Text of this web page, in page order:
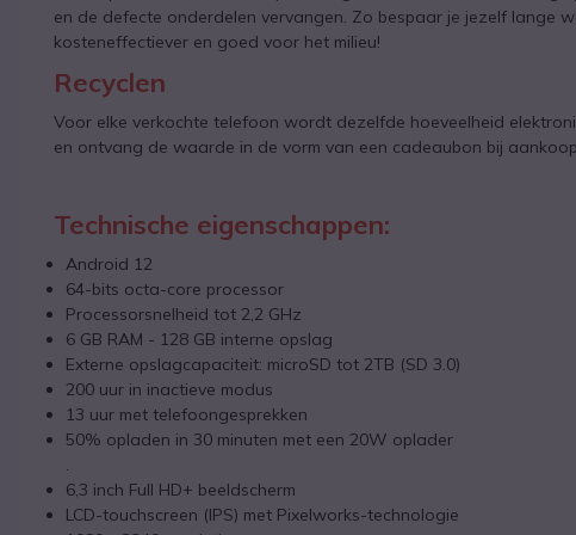
en de defecte onderdelen vervangen. Zo bespaar je jezelf lange
kosteneffectiever en goed voor het milieu!
Recyclen
Voor elke verkochte telefoon wordt dezelfde hoeveelheid
en ontvang de waarde in de vorm van een cadeaubon bij
Technische eigenschappen:
Android 12
64-bits octa-core processor
Processorsnelheid tot 2,2 GHz
6 GB RAM - 128 GB interne opslag
Externe opslagcapaciteit: microSD tot 2TB (SD 3.0)
200 uur in inactieve modus
13 uur met telefoongesprekken
50% opladen in 30 minuten met een 20W oplader
6,3 inch Full HD+ beeldscherm
LCD-touchscreen (IPS) met Pixelworks-technologie